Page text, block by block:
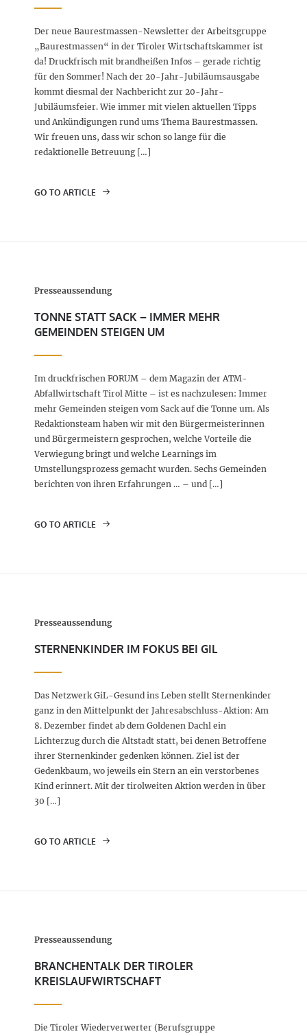
Der neue Baurestmassen-Newsletter der Arbeitsgruppe
„Baurestmassen“ in der Tiroler Wirtschaftskammer ist
da! Druckfrisch mit brandheißen Infos – gerade richtig
für den Sommer! Nach der 20-Jahr-Jubiläumsausgabe
kommt diesmal der Nachbericht zur 20-Jahr-
Jubiläumsfeier. Wie immer mit vielen aktuellen Tipps
und Ankündigungen rund ums Thema Baurestmassen.
Wir freuen uns, dass wir schon so lange für die
redaktionelle Betreuung […]
GO TO ARTICLE
Presseaussendung
TONNE STATT SACK – IMMER MEHR
GEMEINDEN STEIGEN UM
Im druckfrischen FORUM – dem Magazin der ATM-
Abfallwirtschaft Tirol Mitte – ist es nachzulesen: Immer
mehr Gemeinden steigen vom Sack auf die Tonne um. Als
Redaktionsteam haben wir mit den Bürgermeisterinnen
und Bürgermeistern gesprochen, welche Vorteile die
Verwiegung bringt und welche Learnings im
Umstellungsprozess gemacht wurden. Sechs Gemeinden
berichten von ihren Erfahrungen … – und […]
GO TO ARTICLE
Presseaussendung
STERNENKINDER IM FOKUS BEI GIL
Das Netzwerk GiL-Gesund ins Leben stellt Sternenkinder
ganz in den Mittelpunkt der Jahresabschluss-Aktion: Am
8. Dezember findet ab dem Goldenen Dachl ein
Lichterzug durch die Altstadt statt, bei denen Betroffene
ihrer Sternenkinder gedenken können. Ziel ist der
Gedenkbaum, wo jeweils ein Stern an ein verstorbenes
Kind erinnert. Mit der tirolweiten Aktion werden in über
30 […]
GO TO ARTICLE
Presseaussendung
BRANCHENTALK DER TIROLER
KREISLAUFWIRTSCHAFT
Die Tiroler Wiederverwerter (Berufsgruppe